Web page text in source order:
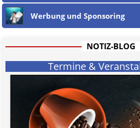
Werbung und Sponsoring
NOTIZ-BLOG
Termine &